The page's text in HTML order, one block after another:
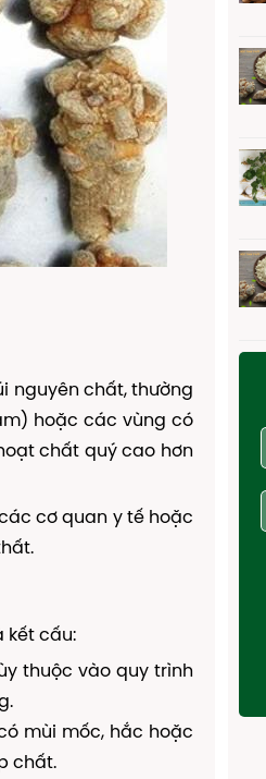
nguyên chất, thường
hoặc các vùng có
chất quý cao hơn
cơ quan y tế hoặc
kết cấu:
thuộc vào quy trình
mùi mốc, hắc hoặc
chất.